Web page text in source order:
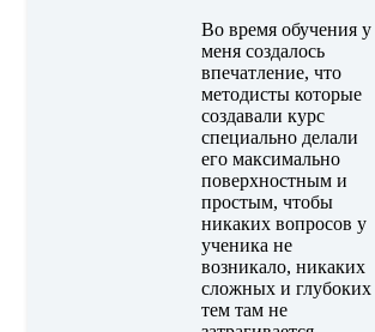
Во время обучения у
меня создалось
впечатление, что
методисты которые
создавали курс
специально делали
его максимально
поверхностным и
простым, чтобы
никаких вопросов у
ученика не
возникало, никаких
сложных и глубоких
тем там не